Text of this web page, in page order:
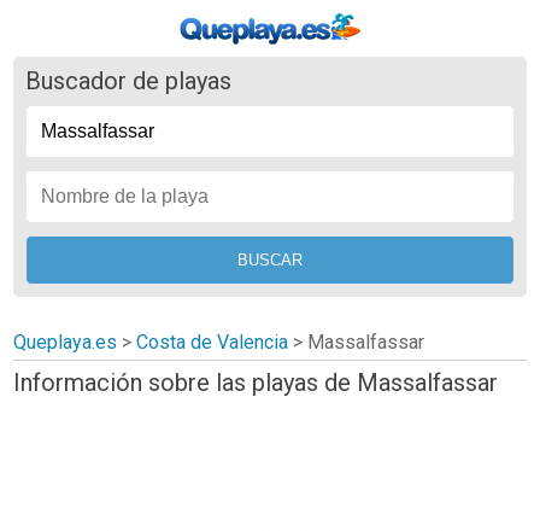
Buscador de playas
Queplaya.es >Costa de Valencia > Massalfassar
Información sobre las playas de Massalfassar